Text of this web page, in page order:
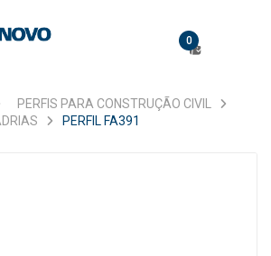
0
PERFIS PARA CONSTRUÇÃO CIVIL
PERFIL FA391